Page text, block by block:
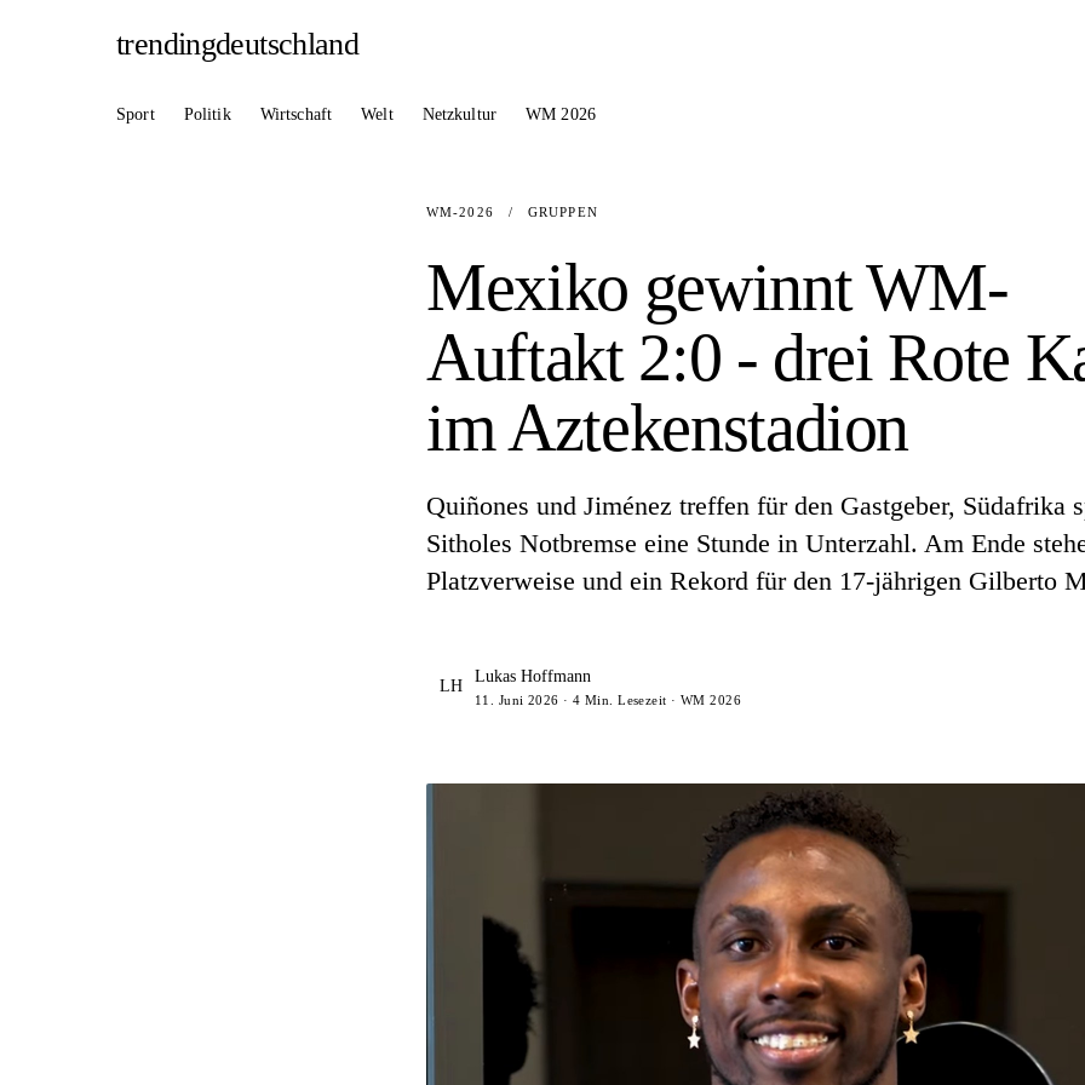
trendingdeutschland
Sport Politik Wirtschaft Welt Netzkultur WM 2026
WM-2026 / GRUPPEN
Mexiko gewinnt WM-
Auftakt 2:0 - drei Rote
im Aztekenstadion
Quiñones und Jiménez treffen für den Gastgeber, Südafrika
Sitholes Notbremse eine Stunde in Unterzahl. Am Ende
Platzverweise und ein Rekord für den 17-jährigen Gilberto
LH
Lukas Hoffmann
11. Juni 2026 · 4 Min. Lesezeit · WM 2026